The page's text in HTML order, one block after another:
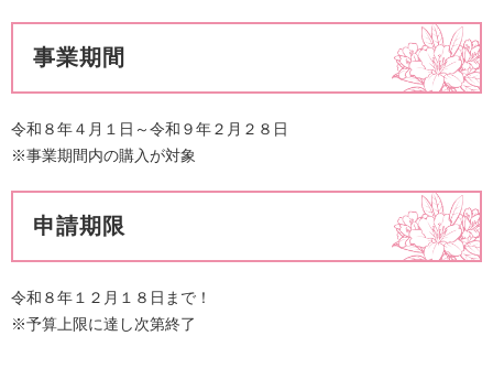
事業期間
令和８年４月１日～令和９年２月２８日
※事業期間内の購入が対象
申請期限
令和８年１２月１８日まで！
※予算上限に達し次第終了